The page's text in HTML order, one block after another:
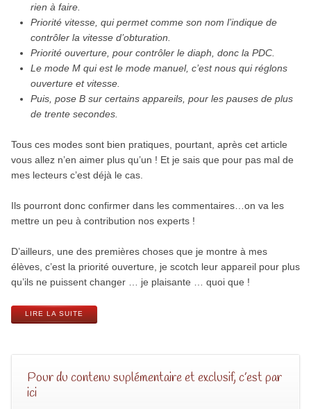
rien à faire.
Priorité vitesse, qui permet comme son nom l’indique de
contrôler la vitesse d’obturation.
Priorité ouverture, pour contrôler le diaph, donc la PDC.
Le mode M qui est le mode manuel, c’est nous qui réglons
ouverture et vitesse.
Puis, pose B sur certains appareils, pour les pauses de plus
de trente secondes.
Tous ces modes sont bien pratiques, pourtant, après cet article
vous allez n’en aimer plus qu’un ! Et je sais que pour pas mal de
mes lecteurs c’est déjà le cas.
Ils pourront donc confirmer dans les commentaires…on va les
mettre un peu à contribution nos experts !
D’ailleurs, une des premières choses que je montre à mes
élèves, c’est la priorité ouverture, je scotch leur appareil pour plus
qu’ils ne puissent changer … je plaisante … quoi que !
LIRE LA SUITE
Pour du contenu suplémentaire et exclusif, c’est par
ici